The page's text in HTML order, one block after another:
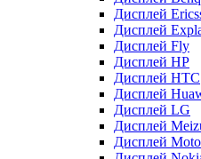
Дисплей
Дисплей
Дисплей Fly
Дисплей HP
Дисплей HTC
Дисплей
Дисплей LG
Дисплей
Дисплей